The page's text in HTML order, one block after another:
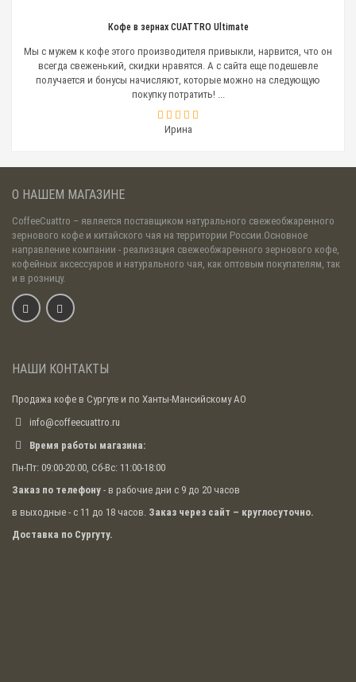
Кофе в зернах CUATTRO Ultimate
Мы с мужем к кофе этого производителя привыкли, нарвится, что он
всегда свеженький, скидки нравятся. А с сайта еще подешевле
получается и бонусы начисляют, которые можно на следующую
покупку потратить! ...
Ирина
О НАШЕМ МАГАЗИНЕ
CoffeeCuattro – является поставщиком натурального свежеобжаренного
зернового кофе и китайского чая на территории России.Основное
направление компании - реализация свежеобжаренного зернового кофе,
кофейных аксессуаров и натурального чая, как оптовым покупателям, так
и в розницу.
НАШИ КОНТАКТЫ
Продажа кофе в Сургуте и по Ханты-Мансийскому АО
info@coffeecuattro.ru
Время работы магазина:
Пн-Пт: 09:00-20:00, Сб-Вс: 11:00-18:00
Заказ по телефону - в рабочие дни с 9 до 20 часов
в выходные - с 11 до 18 часов. Заказ через сайт – круглосуточно.
Доставка по Сургуту.